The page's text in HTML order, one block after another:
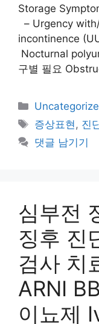
Storage
– Urgency
incontinence
Nocturnal
구별 필요
카
테
고
리
태
그
증상표현 , 진
댓글 남기기
심부전
징후 진
검사 치
ARNI
이뇨제